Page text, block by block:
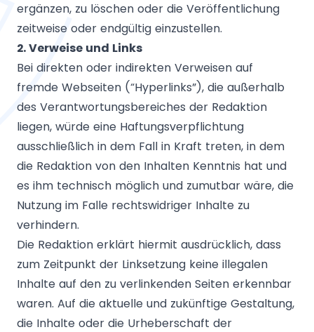
ergänzen, zu löschen oder die Veröffentlichung
zeitweise oder endgültig einzustellen.
2. Verweise und Links
Bei direkten oder indirekten Verweisen auf
fremde Webseiten (“Hyperlinks”), die außerhalb
des Verantwortungsbereiches der Redaktion
liegen, würde eine Haftungsverpflichtung
ausschließlich in dem Fall in Kraft treten, in dem
die Redaktion von den Inhalten Kenntnis hat und
es ihm technisch möglich und zumutbar wäre, die
Nutzung im Falle rechtswidriger Inhalte zu
verhindern.
Die Redaktion erklärt hiermit ausdrücklich, dass
zum Zeitpunkt der Linksetzung keine illegalen
Inhalte auf den zu verlinkenden Seiten erkennbar
waren. Auf die aktuelle und zukünftige Gestaltung,
die Inhalte oder die Urheberschaft der